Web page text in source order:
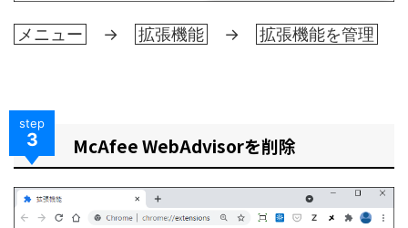
メニュー → 拡張機能 → 拡張機能を管理
step
3 McAfee WebAdvisorを削除